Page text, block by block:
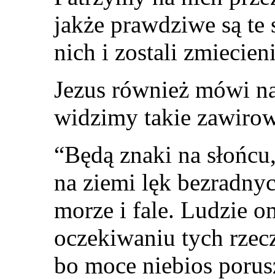
jakże prawdziwe są te
nich i zostali
Jezus również mówi
widzimy takie
“Będą znaki na
na ziemi lęk
morze i fale. Ludzie
oczekiwaniu tych
bo moce niebios